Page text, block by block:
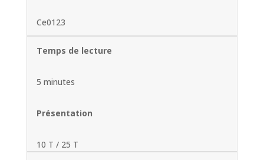
Ce0123
Temps de lecture
5 minutes
Présentation
10 T / 25 T